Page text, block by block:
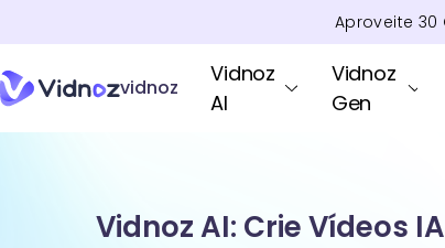
Aproveite 30
vidnoz
Vidnoz
AI
Vidnoz
Gen
Vidnoz AI: Crie Vídeos